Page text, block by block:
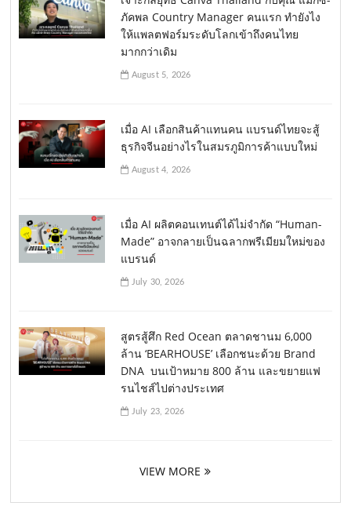
ภัคพล Country Manager คนแรก ทำยังไง
ให้แพลตฟอร์มระดับโลกเข้าถึงคนไทย
มากกว่าเดิม
August 5, 2026
เมื่อ AI เลือกสินค้าแทนคน แบรนด์ไทยจะสู้
ธุรกิจจีนอย่างไรในสมรภูมิการค้าแบบใหม่
August 4, 2026
เมื่อ AI ผลิตคอนเทนต์ได้ไม่จำกัด “Human-
Made” อาจกลายเป็นฉลากพรีเมียมใหม่ของ
แบรนด์
July 30, 2026
สูตรสู้ศึก Red Ocean ตลาดชานม 6,000
ล้าน ‘BEARHOUSE’ เลือกชนะด้วย Brand
DNA บนเป้าหมาย 800 ล้าน และขยายแฟ
รนไชส์ไปต่างประเทศ
July 23, 2026
VIEW MORE